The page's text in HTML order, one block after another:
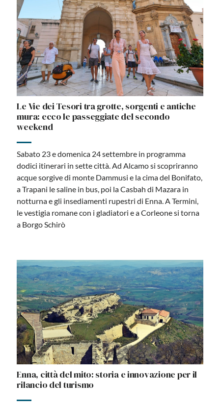
Le Vie dei Tesori tra grotte, sorgenti e antiche
mura: ecco le passeggiate del secondo
weekend
Sabato 23 e domenica 24 settembre in programma
dodici itinerari in sette città. Ad Alcamo si scopriranno
acque sorgive di monte Dammusi e la cima del Bonifato,
a Trapani le saline in bus, poi la Casbah di Mazara in
notturna e gli insediamenti rupestri di Enna. A Termini,
le vestigia romane con i gladiatori e a Corleone si torna
a Borgo Schirò
Enna, città del mito: storia e innovazione per il
rilancio del turismo